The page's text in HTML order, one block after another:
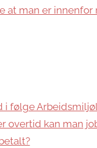
at man er innenfor
i følge
overtid kan man